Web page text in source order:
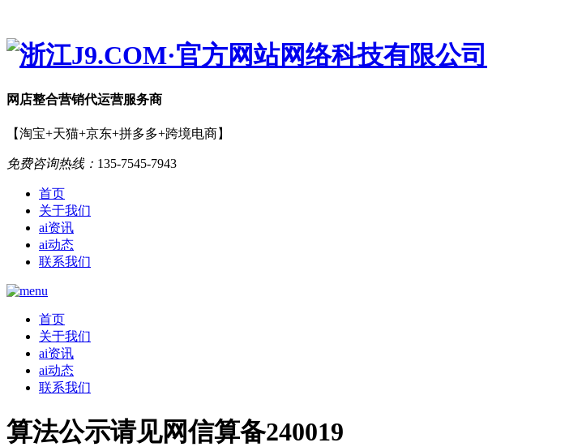
网店整合营销代运营服务商
【淘宝+天猫+京东+拼多多+跨境电商】
免费咨询热线： 135-7545-7943
首页
关于我们
ai资讯
ai动态
联系我们
首页
关于我们
ai资讯
ai动态
联系我们
算法公示请见网信算备240019